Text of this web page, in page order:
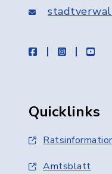
facebookinstagram
Quicklinks
Amtsblatt